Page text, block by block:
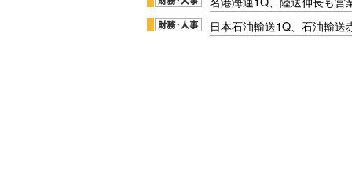
日本石油輸送1Q、石油輸送